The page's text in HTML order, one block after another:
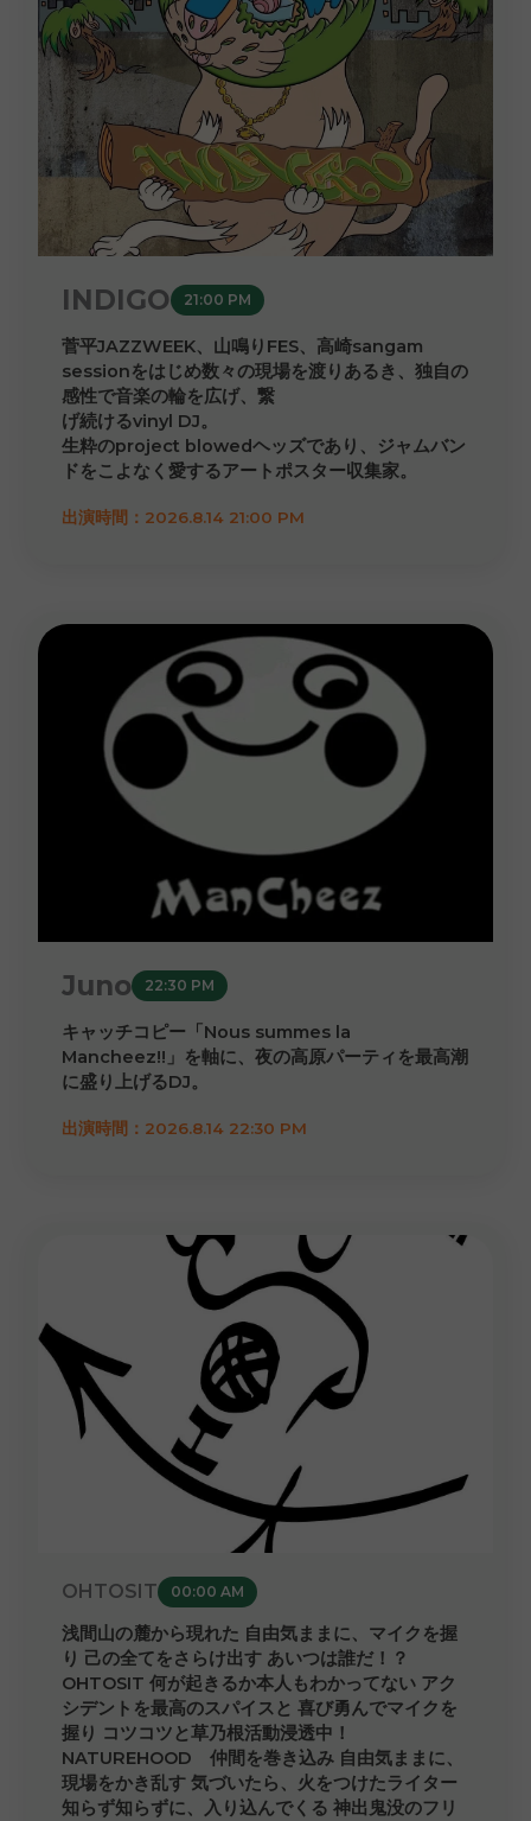
INDIGO 21:00 PM
菅平JAZZWEEK、山鳴りFES、高崎sangam
sessionをはじめ数々の現場を渡りあるき、独自の
感性で音楽の輪を広げ、繋
げ続けるvinyl DJ。
生粋のproject blowedヘッズであり、ジャムバン
ドをこよなく愛するアートポスター収集家。
出演時間：2026.8.14 21:00 PM
Juno 22:30 PM
キャッチコピー「Nous summes la
Mancheez!!」を軸に、夜の高原パーティを最高潮
に盛り上げるDJ。
出演時間：2026.8.14 22:30 PM
OHTOSIT 00:00 AM
浅間山の麓から現れた 自由気ままに、マイクを握
り 己の全てをさらけ出す あいつは誰だ！？
OHTOSIT 何が起きるか本人もわかってない アク
シデントを最高のスパイスと 喜び勇んでマイクを
握り コツコツと草乃根活動浸透中！
NATUREHOOD 仲間を巻き込み 自由気ままに、
現場をかき乱す 気づいたら、火をつけたライター
知らず知らずに、入り込んでくる 神出鬼没のフリ